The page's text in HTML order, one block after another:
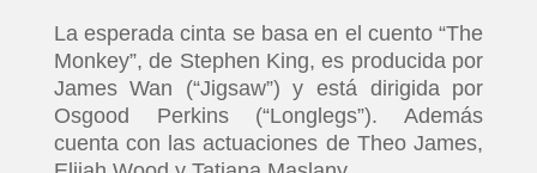
La esperada cinta se basa en el cuento “The
Monkey”, de Stephen King, es producida por
James Wan (“Jigsaw”) y está dirigida por
Osgood Perkins (“Longlegs”). Además
cuenta con las actuaciones de Theo James,